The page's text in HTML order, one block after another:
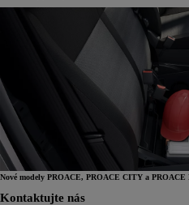
Nové modely PROACE, PROACE CITY a
Kontaktujte nás